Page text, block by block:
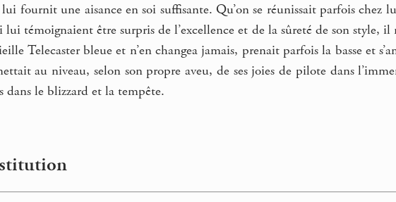
fournit une aisance en soi suffisante. Qu’on se réunissait parfois chez
lui témoignaient être surpris de l’excellence et de la sûreté de son style,
Telecaster bleue et n’en changea jamais, prenait parfois la basse et
au niveau, selon son propre aveu, de ses joies de pilote dans
dans le blizzard et la tempête.